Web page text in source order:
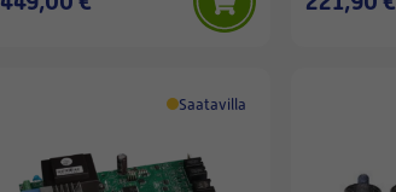
Saatavilla